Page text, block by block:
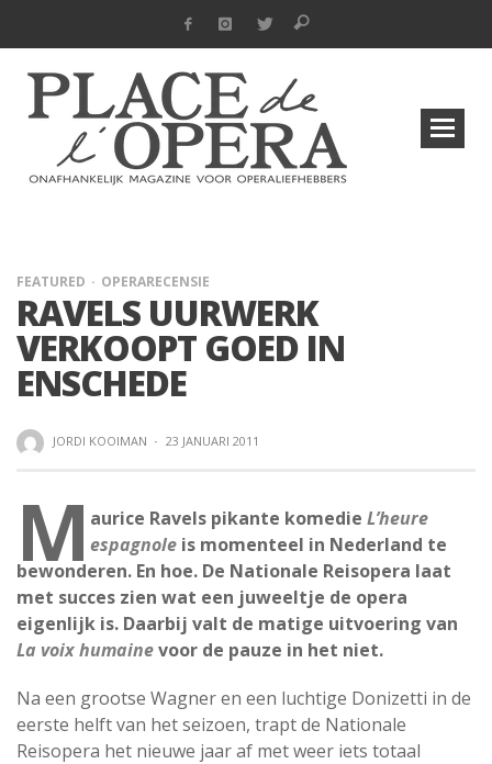
FEATURED OPERARECENSIE
RAVELS UURWERK
VERKOOPT GOED IN
ENSCHEDE
JORDI KOOIMAN · 23 JANUARI 2011
M aurice Ravels pikante komedie L’heure
espagnole is momenteel in Nederland te
bewonderen. En hoe. De Nationale Reisopera laat
met succes zien wat een juweeltje de opera
eigenlijk is. Daarbij valt de matige uitvoering van
La voix humainevoor de pauze in het niet.
Na een grootse Wagner en een luchtige Donizetti in de
eerste helft van het seizoen, trapt de Nationale
Reisopera het nieuwe jaar af met weer iets totaal